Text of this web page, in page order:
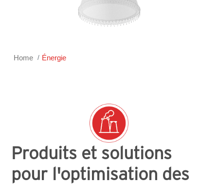
Home Énergie
Produits et solutions
pour l'optimisation des